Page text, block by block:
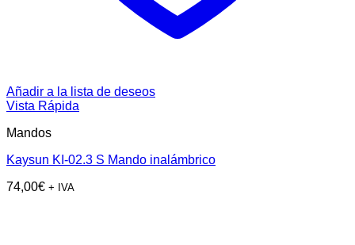
Añadir a la lista de deseos
Vista Rápida
Mandos
Kaysun KI-02.3 S Mando inalámbrico
74,00€ + IVA